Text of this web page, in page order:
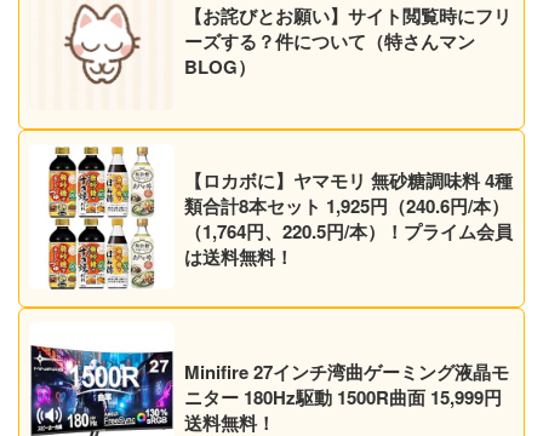
【お詫びとお願い】サイト閲覧時にフリ
ーズする？件について（特さんマン
BLOG）
【ロカボに】ヤマモリ 無砂糖調味料 4種
類合計8本セット 1,925円（240.6円/本）
（1,764円、220.5円/本）！プライム会員
は送料無料！
Minifire 27インチ湾曲ゲーミング液晶モ
ニター 180Hz駆動 1500R曲面 15,999円
送料無料！